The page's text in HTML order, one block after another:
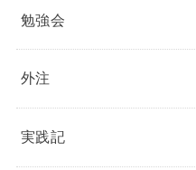
勉強会
外注
実践記